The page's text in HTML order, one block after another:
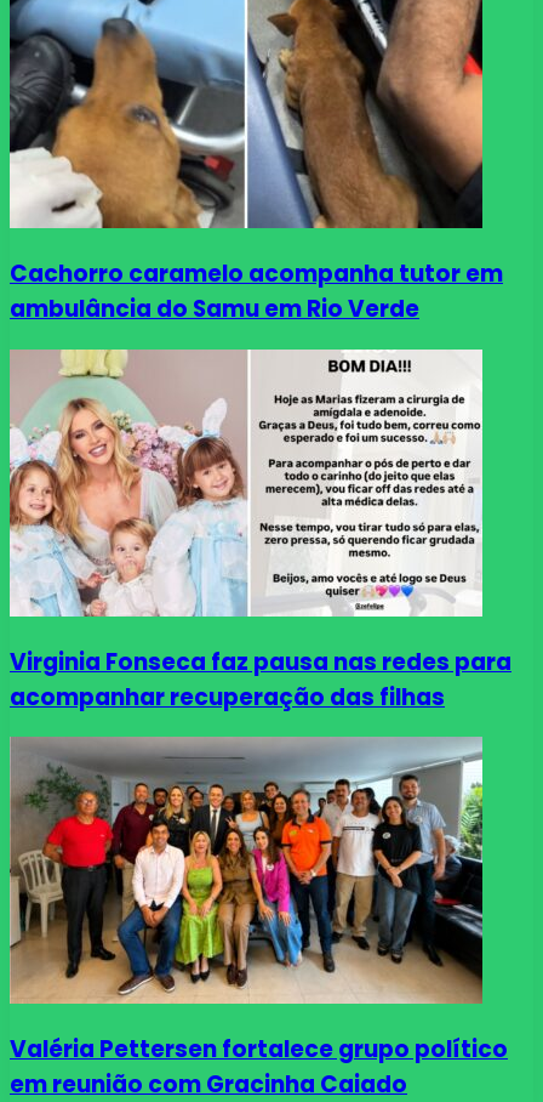
Cachorro caramelo acompanha tutor em
ambulância do Samu em Rio Verde
Virginia Fonseca faz pausa nas redes para
acompanhar recuperação das filhas
Valéria Pettersen fortalece grupo político
em reunião com Gracinha Caiado